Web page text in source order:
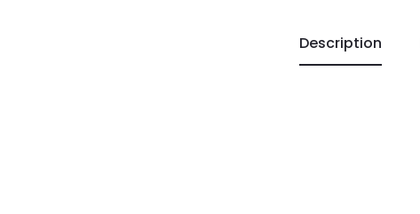
Description